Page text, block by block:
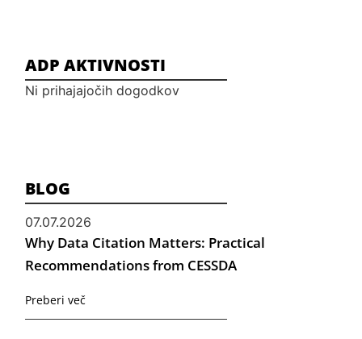
ADP AKTIVNOSTI
Ni prihajajočih dogodkov
BLOG
07.07.2026
Why Data Citation Matters: Practical
Recommendations from CESSDA
Preberi več